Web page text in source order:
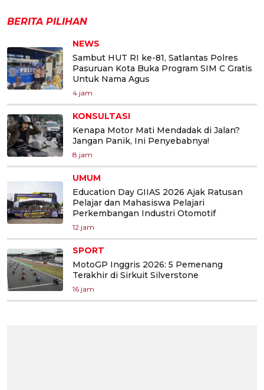
BERITA PILIHAN
NEWS
Sambut HUT RI ke-81, Satlantas Polres
Pasuruan Kota Buka Program SIM C Gratis
Untuk Nama Agus
4 jam
KONSULTASI
Kenapa Motor Mati Mendadak di Jalan?
Jangan Panik, Ini Penyebabnya!
8 jam
UMUM
Education Day GIIAS 2026 Ajak Ratusan
Pelajar dan Mahasiswa Pelajari
Perkembangan Industri Otomotif
12 jam
SPORT
MotoGP Inggris 2026: 5 Pemenang
Terakhir di Sirkuit Silverstone
16 jam